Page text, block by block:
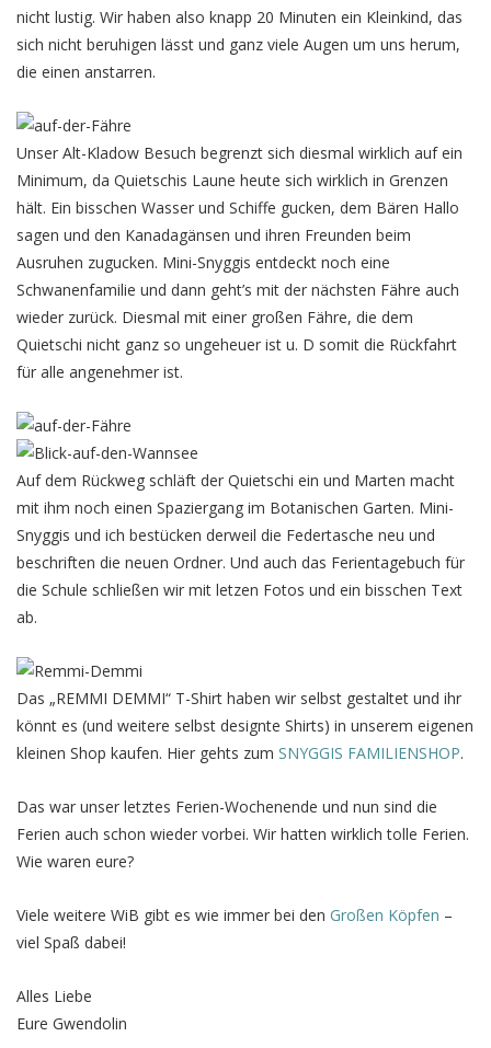
nicht lustig. Wir haben also knapp 20 Minuten ein Kleinkind, das
sich nicht beruhigen lässt und ganz viele Augen um uns herum,
die einen anstarren.
Unser Alt-Kladow Besuch begrenzt sich diesmal wirklich auf ein
Minimum, da Quietschis Laune heute sich wirklich in Grenzen
hält. Ein bisschen Wasser und Schiffe gucken, dem Bären Hallo
sagen und den Kanadagänsen und ihren Freunden beim
Ausruhen zugucken. Mini-Snyggis entdeckt noch eine
Schwanenfamilie und dann geht’s mit der nächsten Fähre auch
wieder zurück. Diesmal mit einer großen Fähre, die dem
Quietschi nicht ganz so ungeheuer ist u. D somit die Rückfahrt
für alle angenehmer ist.
Auf dem Rückweg schläft der Quietschi ein und Marten macht
mit ihm noch einen Spaziergang im Botanischen Garten. Mini-
Snyggis und ich bestücken derweil die Federtasche neu und
beschriften die neuen Ordner. Und auch das Ferientagebuch für
die Schule schließen wir mit letzen Fotos und ein bisschen Text
ab.
Das „REMMI DEMMI“ T-Shirt haben wir selbst gestaltet und ihr
könnt es (und weitere selbst designte Shirts) in unserem eigenen
kleinen Shop kaufen. Hier gehts zum SNYGGIS FAMILIENSHOP.
Das war unser letztes Ferien-Wochenende und nun sind die
Ferien auch schon wieder vorbei. Wir hatten wirklich tolle Ferien.
Wie waren eure?
Viele weitere WiB gibt es wie immer bei den Großen Köpfen –
viel Spaß dabei!
Alles Liebe
Eure Gwendolin